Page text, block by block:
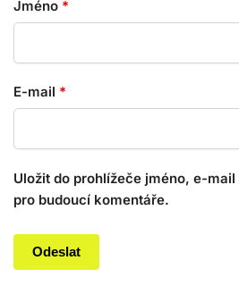
Jméno *
E-mail *
Uložit do prohlížeče jméno, e-
pro budoucí komentáře.